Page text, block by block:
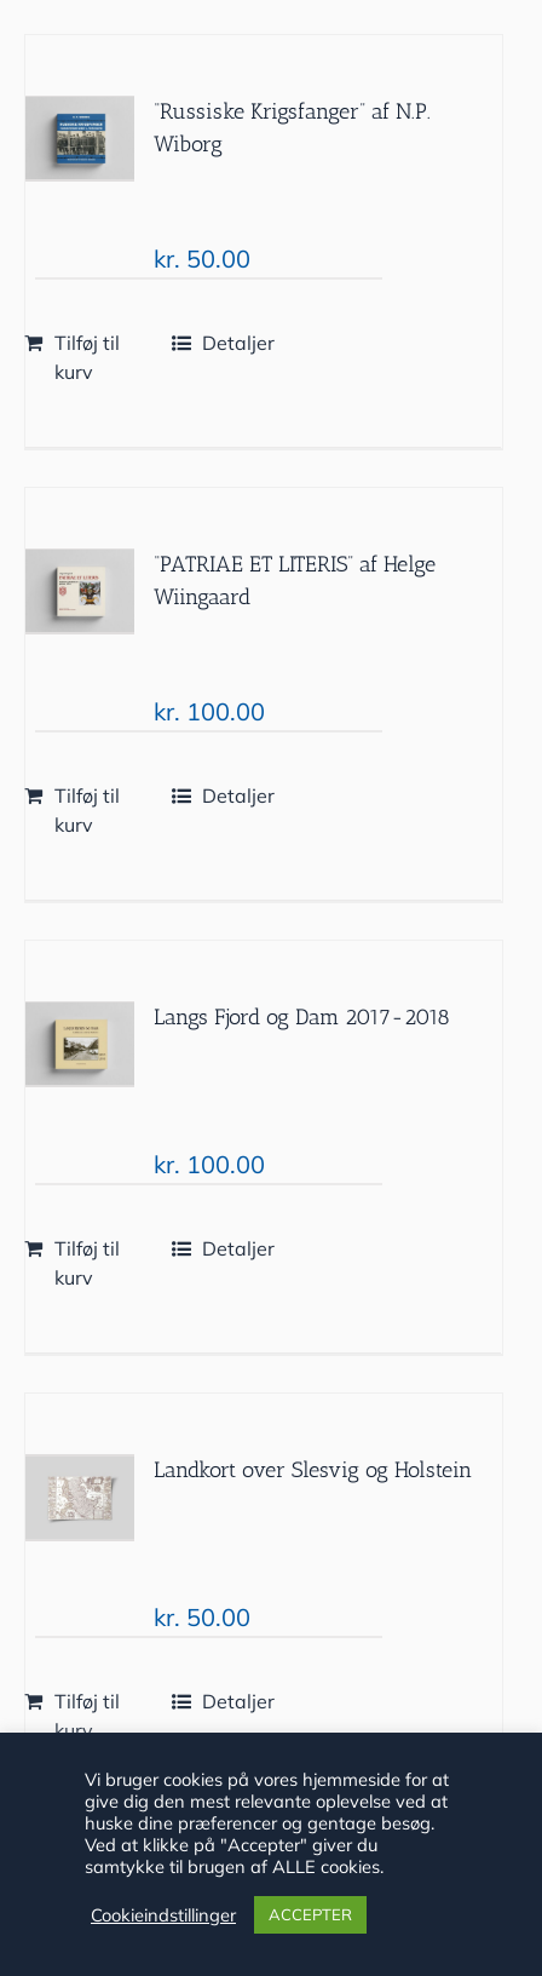
“Russiske Krigsfanger” af N.P.
Wiborg
kr. 50.00
Tilføj til
kurv
Detaljer
“PATRIAE ET LITERIS” af Helge
Wiingaard
kr. 100.00
Tilføj til
kurv
Detaljer
Langs Fjord og Dam 2017-2018
kr. 100.00
Tilføj til
kurv
Detaljer
Landkort over Slesvig og Holstein
kr. 50.00
Tilføj til
kurv
Detaljer
“Krigen i Haderslev” af Hans Vilhelm
Vi bruger cookies på vores hjemmeside for at
give dig den mest relevante oplevelse ved at
huske dine præferencer og gentage besøg.
Ved at klikke på "Accepter" giver du
samtykke til brugen af ALLE cookies.
Cookieindstillinger ACCEPTER